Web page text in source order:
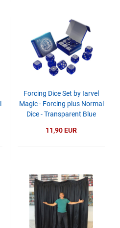
Forcing Dice Set by Iarvel
Magic - Forcing plus Normal
Dice - Transparent Blue
11,90 EUR